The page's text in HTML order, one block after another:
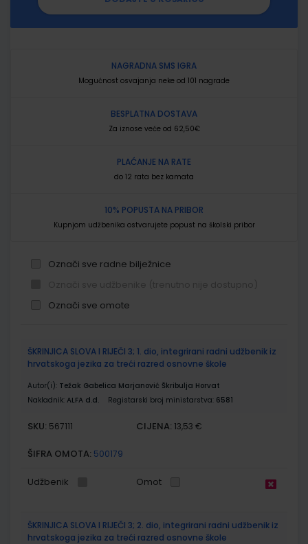
NAGRADNA SMS IGRA
Mogućnost osvajanja neke od 101 nagrade
BESPLATNA DOSTAVA
Za iznose veće od 62,50€
PLAĆANJE NA RATE
do 12 rata bez kamata
10% POPUSTA NA PRIBOR
Kupnjom udžbenika ostvarujete popust na školski pribor
Označi sve radne bilježnice
Označi sve omote
proizvodi
ŠKRINJICA SLOVA I RIJEČI 3; 1. dio, integrirani radni udžbenik iz
hrvatskoga jezika za treći razred osnovne škole
Autor(i): Težak Gabelica Marjanović Škribulja Horvat
Nakladnik: ALFA d.d. Registarski broj ministarstva: 6581
SKU: 567111 CIJENA: 13,53 €
ŠIFRA OMOTA: 500179
Udžbenik Omot
ŠKRINJICA SLOVA I RIJEČI 3; 2. dio, integrirani radni udžbenik iz
hrvatskoga jezika za treći razred osnovne škole